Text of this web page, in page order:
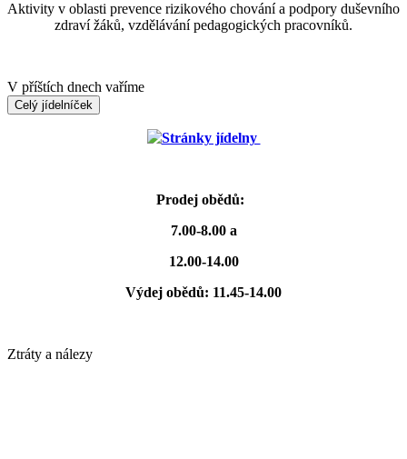
Aktivity v oblasti prevence rizikového chování a podpory duševního
zdraví žáků, vzdělávání pedagogických pracovníků.
V příštích dnech vaříme
Celý jídelníček
Stránky jídelny
Prodej obědů:
7.00-8.00 a
12.00-14.00
Výdej obědů: 11.45-14.00
Ztráty a nálezy